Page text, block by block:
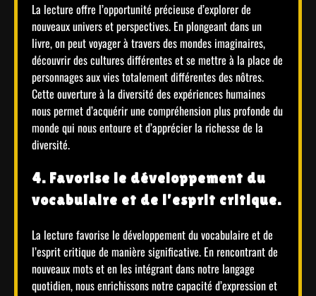
La lecture offre l’opportunité précieuse d’explorer de
nouveaux univers et perspectives. En plongeant dans un
livre, on peut voyager à travers des mondes imaginaires,
découvrir des cultures différentes et se mettre à la place de
personnages aux vies totalement différentes des nôtres.
Cette ouverture à la diversité des expériences humaines
nous permet d’acquérir une compréhension plus profonde du
monde qui nous entoure et d’apprécier la richesse de la
diversité.
4. Favorise le développement du
vocabulaire et de l’esprit critique.
La lecture favorise le développement du vocabulaire et de
l’esprit critique de manière significative. En rencontrant de
nouveaux mots et en les intégrant dans notre langage
quotidien, nous enrichissons notre capacité d’expression et